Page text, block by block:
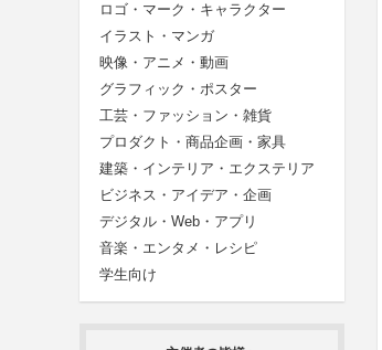
ロゴ・マーク・キャラクター
イラスト・マンガ
映像・アニメ・動画
グラフィック・ポスター
工芸・ファッション・雑貨
プロダクト・商品企画・家具
建築・インテリア・エクステリア
ビジネス・アイデア・企画
デジタル・Web・アプリ
音楽・エンタメ・レシピ
学生向け